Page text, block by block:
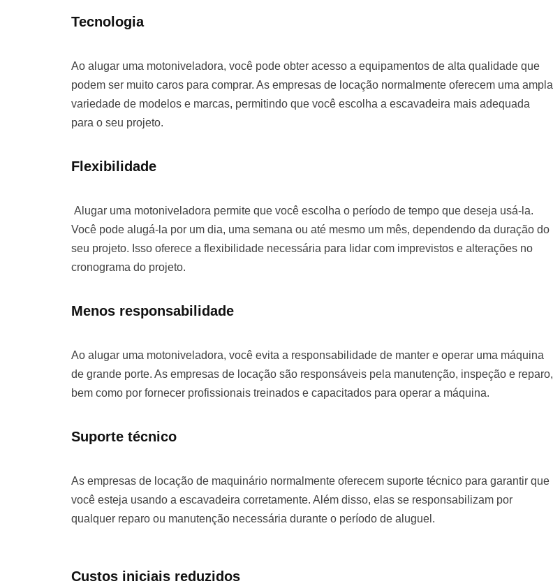
Tecnologia
Ao alugar uma motoniveladora, você pode obter acesso a equipamentos de alta qualidade que
podem ser muito caros para comprar. As empresas de locação normalmente oferecem uma ampla
variedade de modelos e marcas, permitindo que você escolha a escavadeira mais adequada
para o seu projeto.
Flexibilidade
Alugar uma motoniveladora permite que você escolha o período de tempo que deseja usá-la.
Você pode alugá-la por um dia, uma semana ou até mesmo um mês, dependendo da duração do
seu projeto. Isso oferece a flexibilidade necessária para lidar com imprevistos e alterações no
cronograma do projeto.
Menos responsabilidade
Ao alugar uma motoniveladora, você evita a responsabilidade de manter e operar uma máquina
de grande porte. As empresas de locação são responsáveis pela manutenção, inspeção e reparo,
bem como por fornecer profissionais treinados e capacitados para operar a máquina.
Suporte técnico
As empresas de locação de maquinário normalmente oferecem suporte técnico para garantir que
você esteja usando a escavadeira corretamente. Além disso, elas se responsabilizam por
qualquer reparo ou manutenção necessária durante o período de aluguel.
Custos iniciais reduzidos